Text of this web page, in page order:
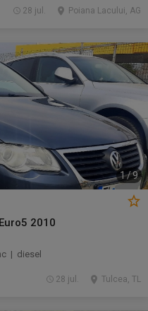
Poiana Lacului, AG
28 jul.
1/9
2010
| diesel
Tulcea, TL
28 jul.